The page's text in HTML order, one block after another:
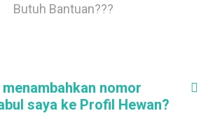
Butuh Bantuan???
nomor
saya ke Profil Hewan?